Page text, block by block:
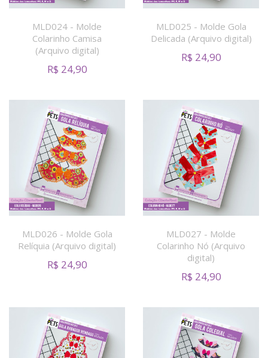
MLD024 - Molde
Colarinho Camisa
(Arquivo digital)
R$ 24,90
MLD025 - Molde Gola
Delicada (Arquivo digital)
R$ 24,90
MLD026 - Molde Gola
Relíquia (Arquivo digital)
R$ 24,90
MLD027 - Molde
Colarinho Nó (Arquivo
digital)
R$ 24,90